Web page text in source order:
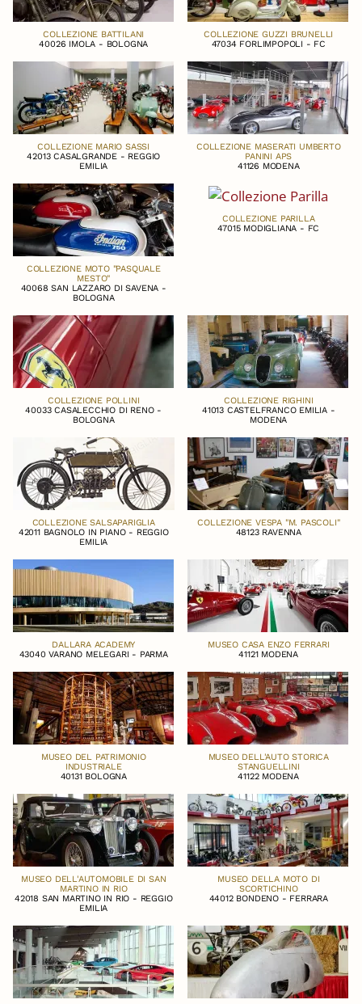
COLLEZIONE BATTILANI
40026 IMOLA - BOLOGNA
COLLEZIONE GUZZI BRUNELLI
47034 FORLIMPOPOLI - FC
COLLEZIONE MARIO SASSI
42013 CASALGRANDE - REGGIO
EMILIA
COLLEZIONE MASERATI UMBERTO
PANINI APS
41126 MODENA
COLLEZIONE MOTO "PASQUALE
MESTO"
40068 SAN LAZZARO DI SAVENA -
BOLOGNA
COLLEZIONE PARILLA
47015 MODIGLIANA - FC
COLLEZIONE POLLINI
40033 CASALECCHIO DI RENO -
BOLOGNA
COLLEZIONE RIGHINI
41013 CASTELFRANCO EMILIA -
MODENA
COLLEZIONE SALSAPARIGLIA
42011 BAGNOLO IN PIANO - REGGIO
EMILIA
COLLEZIONE VESPA "M. PASCOLI"
48123 RAVENNA
DALLARA ACADEMY
43040 VARANO MELEGARI - PARMA
MUSEO CASA ENZO FERRARI
41121 MODENA
MUSEO DEL PATRIMONIO
INDUSTRIALE
40131 BOLOGNA
MUSEO DELL'AUTO STORICA
STANGUELLINI
41122 MODENA
MUSEO DELL'AUTOMOBILE DI SAN
MARTINO IN RIO
42018 SAN MARTINO IN RIO - REGGIO
EMILIA
MUSEO DELLA MOTO DI
SCORTICHINO
44012 BONDENO - FERRARA